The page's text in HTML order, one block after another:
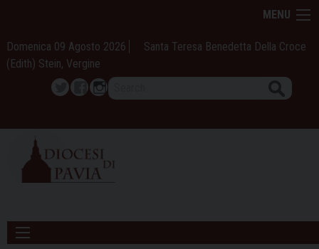
content
MENU
Domenica 09 Agosto 2026
Santa Teresa Benedetta Della Croce
(Edith) Stein, Vergine
TwitterFacebook
Instagram